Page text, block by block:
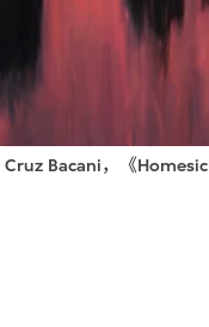
Cruz Bacani，《